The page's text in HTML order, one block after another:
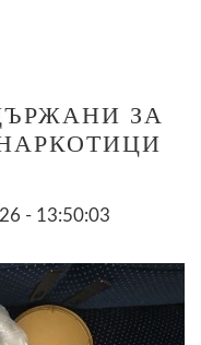
ЗА
- 13:50:03